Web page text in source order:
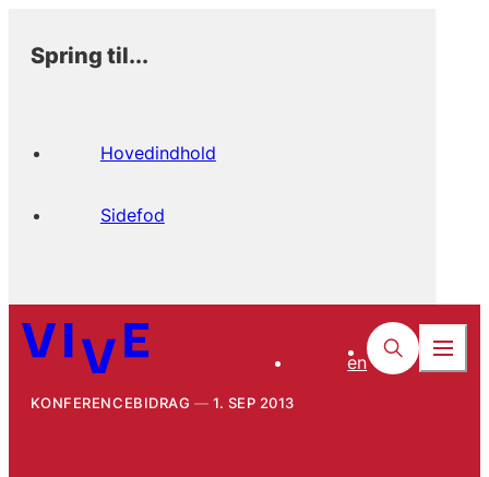
Spring til...
Hovedindhold
Sidefod
en
KONFERENCEBIDRAG 1. SEP 2013